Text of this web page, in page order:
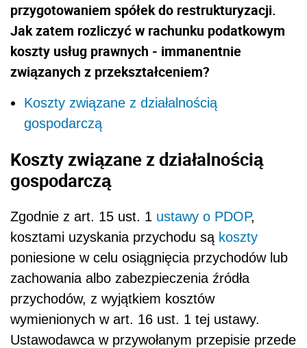
przygotowaniem spółek do restrukturyzacji.
Jak zatem rozliczyć w rachunku podatkowym
koszty usług prawnych - immanentnie
związanych z przekształceniem?
Koszty związane z działalnością
gospodarczą
Koszty związane z działalnością
gospodarczą
Zgodnie z art. 15 ust. 1 ustawy o PDOP,
kosztami uzyskania przychodu są koszty
poniesione w celu osiągnięcia przychodów lub
zachowania albo zabezpieczenia źródła
przychodów, z wyjątkiem kosztów
wymienionych w art. 16 ust. 1 tej ustawy.
Ustawodawca w przywołanym przepisie przede